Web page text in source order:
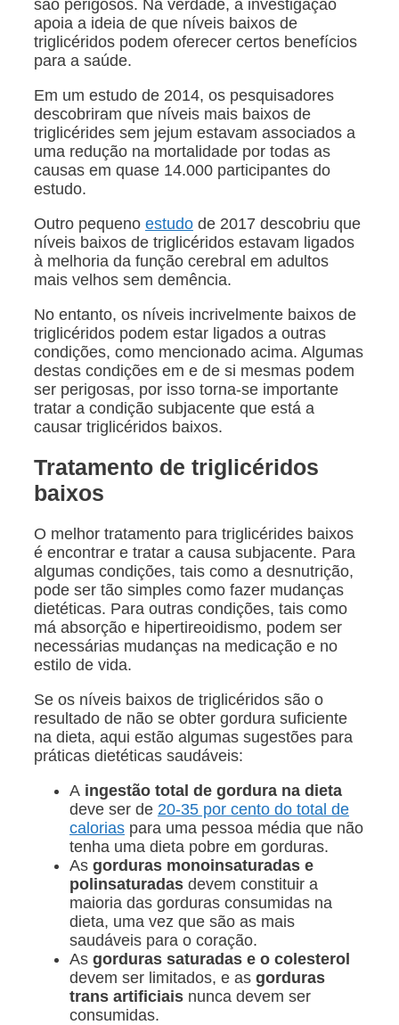
são perigosos. Na verdade, a investigação
apoia a ideia de que níveis baixos de
triglicéridos podem oferecer certos benefícios
para a saúde.
Em um estudo de 2014, os pesquisadores
descobriram que níveis mais baixos de
triglicérides sem jejum estavam associados a
uma redução na mortalidade por todas as
causas em quase 14.000 participantes do
estudo.
Outro pequeno estudo de 2017 descobriu que
níveis baixos de triglicéridos estavam ligados
à melhoria da função cerebral em adultos
mais velhos sem demência.
No entanto, os níveis incrivelmente baixos de
triglicéridos podem estar ligados a outras
condições, como mencionado acima. Algumas
destas condições em e de si mesmas podem
ser perigosas, por isso torna-se importante
tratar a condição subjacente que está a
causar triglicéridos baixos.
Tratamento de triglicéridos
baixos
O melhor tratamento para triglicérides baixos
é encontrar e tratar a causa subjacente. Para
algumas condições, tais como a desnutrição,
pode ser tão simples como fazer mudanças
dietéticas. Para outras condições, tais como
má absorção e hipertireoidismo, podem ser
necessárias mudanças na medicação e no
estilo de vida.
Se os níveis baixos de triglicéridos são o
resultado de não se obter gordura suficiente
na dieta, aqui estão algumas sugestões para
práticas dietéticas saudáveis:
A ingestão total de gordura na dieta
deve ser de 20-35 por cento do total de
calorias para uma pessoa média que não
tenha uma dieta pobre em gorduras.
As gorduras monoinsaturadas e
polinsaturadas devem constituir a
maioria das gorduras consumidas na
dieta, uma vez que são as mais
saudáveis para o coração.
As gorduras saturadas e o colesterol
devem ser limitados, e as gorduras
trans artificiais nunca devem ser
consumidas.